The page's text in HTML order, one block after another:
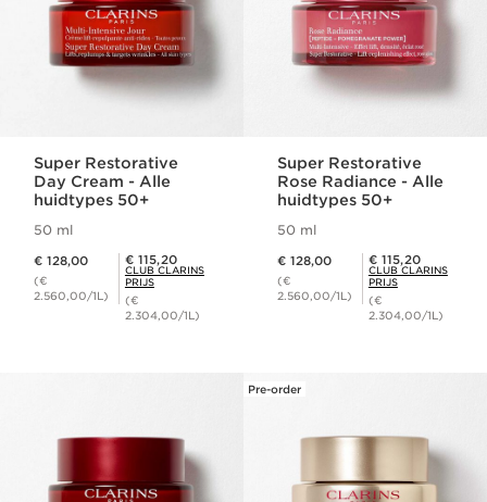
Super Restorative
Day Cream - Alle
huidtypes 50+
50 ml
€ 128,00
(€
2.560,00/1L)
Club Clarins Prijs € 115,20
€ 115,20
CLUB CLARINS
PRIJS
(€
2.304,00/1L)
Super Restorative
Rose Radiance - Alle
huidtypes 50+
50 ml
€ 128,00
(€
2.560,00/1L)
Club Clarins Prijs € 115,20
€ 115,20
CLUB CLARINS
PRIJS
(€
2.304,00/1L)
Pre-order